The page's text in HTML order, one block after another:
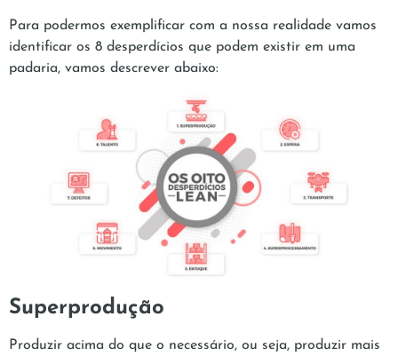
Para podermos exemplificar com a nossa realidade vamos
identificar os 8 desperdícios que podem existir em uma
padaria, vamos descrever abaixo:
Superprodução
Produzir acima do que o necessário, ou seja, produzir mais